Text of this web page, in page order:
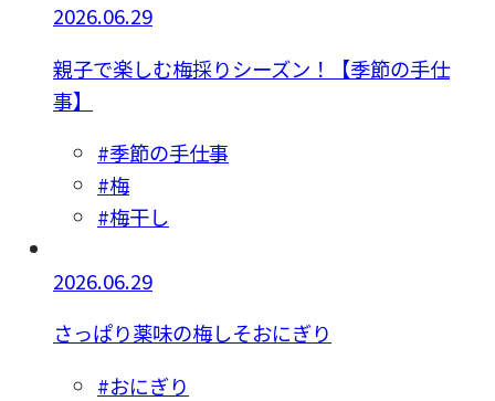
2026.06.29
親子で楽しむ梅採りシーズン！【季節の手仕
事】
#季節の手仕事
#梅
#梅干し
2026.06.29
さっぱり薬味の梅しそおにぎり
#おにぎり